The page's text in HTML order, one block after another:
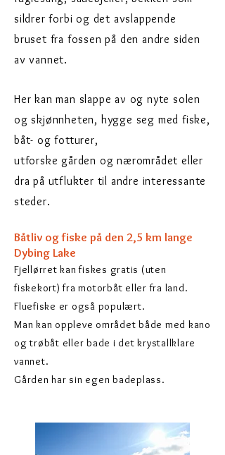
sildrer forbi og det avslappende
bruset fra fossen på den andre siden
av vannet.
Her kan man slappe av og nyte solen
og skjønnheten, hygge seg med fiske,
båt- og fotturer,
utforske gården og nærområdet eller
dra på utflukter til andre interessante
steder.
Båtliv og fiske på den 2,5 km lange
Dybing Lake
Fjellørret kan fiskes gratis (uten
fiskekort) fra motorbåt eller fra land.
Fluefiske er også populært.
Man kan oppleve området både med kano
og trøbåt eller bade i det krystallklare
vannet.
Gården har sin egen badeplass.